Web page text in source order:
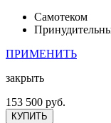
Самотеком
ПРИМЕНИТЬ
закрыть
153 500 руб.
КУПИТЬ